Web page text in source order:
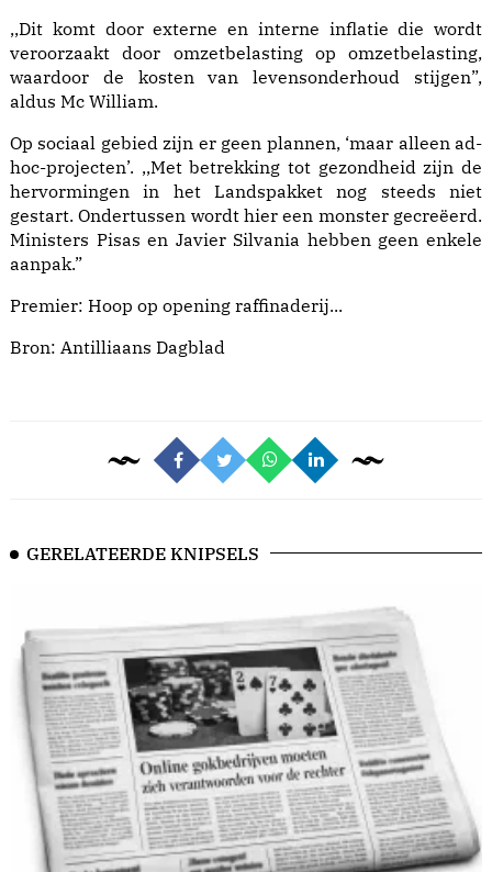
,,Dit komt door externe en interne inflatie die wordt
veroorzaakt door omzetbelasting op omzetbelasting,
waardoor de kosten van levensonderhoud stijgen”,
aldus Mc William.
Op sociaal gebied zijn er geen plannen, ‘maar alleen ad-
hoc-projecten’. ,,Met betrekking tot gezondheid zijn de
hervormingen in het Landspakket nog steeds niet
gestart. Ondertussen wordt hier een monster gecreëerd.
Ministers Pisas en Javier Silvania hebben geen enkele
aanpak.”
Premier: Hoop op opening raffinaderij...
Bron: Antilliaans Dagblad
GERELATEERDE KNIPSELS